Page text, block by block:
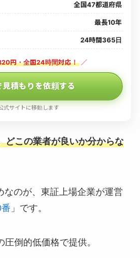
全国47都道府県
最長10年
24時間365日
円・全国24時間対応！ ／
見積もりを依頼する
式サイトに移動します
どこの業者が良いか分からな
なのが、東証上場企業が運営
」です。
圧倒的低価格で提供。